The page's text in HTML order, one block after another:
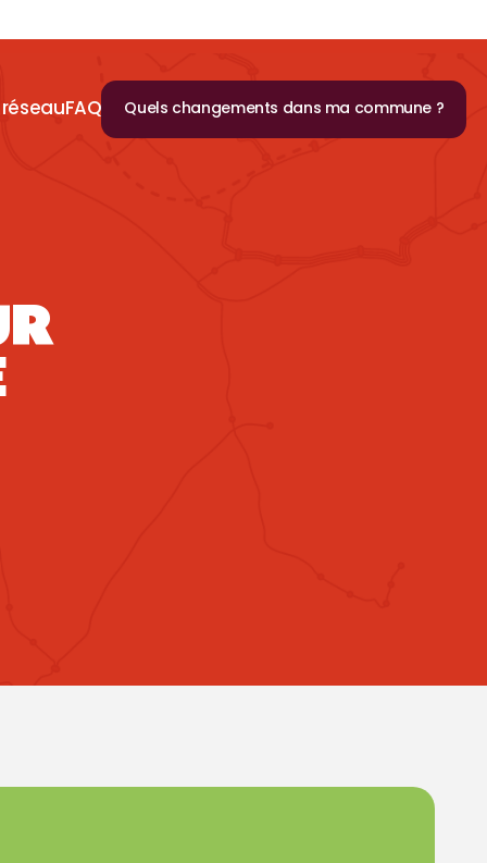
FAQ Quels changements dans ma commune ?